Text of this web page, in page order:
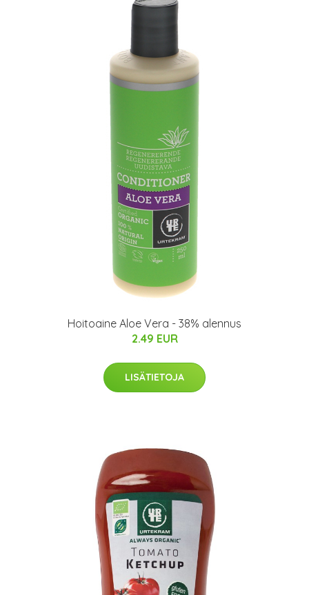
Hoitoaine Aloe Vera - 38% alennus
2.49 EUR
LISÄTIETOJA